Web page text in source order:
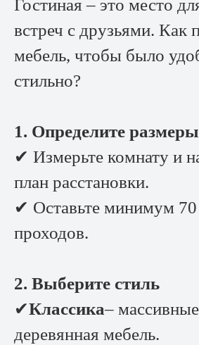
Гостиная – это место
встреч с друзьями. Как
мебель, чтобы было
стильно?
1. Определите размеры
✔ Измерьте комнату и
план расстановки.
✔ Оставьте минимум
проходов.
2. Выберите стиль
✔Классика–
деревянная мебель.